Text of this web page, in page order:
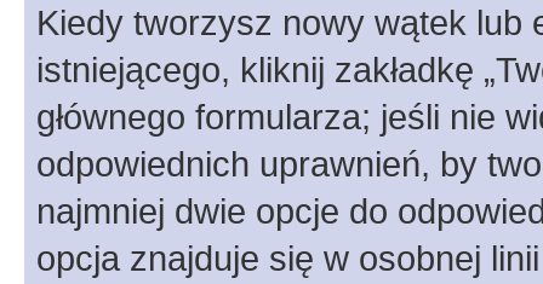
Kiedy tworzysz nowy wątek lub
istniejącego, kliknij zakładkę
głównego formularza; jeśli nie
odpowiednich uprawnień, by
najmniej dwie opcje do
opcja znajduje się w osobnej